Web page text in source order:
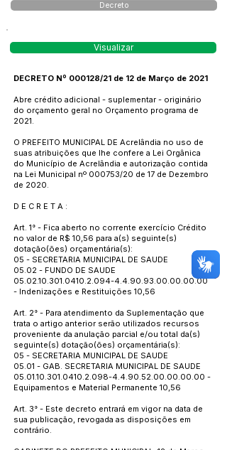
Decreto
Visualizar
DECRETO Nº 000128/21 de 12 de Março de 2021
Abre crédito adicional - suplementar - originário
do orçamento geral no Orçamento programa de
2021.
O PREFEITO MUNICIPAL DE Acrelândia no uso de
suas atribuições que lhe confere a Lei Orgânica
do Município de Acrelândia e autorização contida
na Lei Municipal nº 000753/20 de 17 de Dezembro
de 2020.
D E C R E T A :
Art. 1° - Fica aberto no corrente exercício Crédito
no valor de R$ 10,56 para a(s) seguinte(s)
dotação(ões) orçamentária(s):
05 - SECRETARIA MUNICIPAL DE SAUDE
05.02 - FUNDO DE SAUDE
05.02.10.301.0410.2.094-4.4.90.93.00.00.00.00
- Indenizações e Restituições 10,56
Art. 2° - Para atendimento da Suplementação que
trata o artigo anterior serão utilizados recursos
proveniente da anulação parcial e/ou total da(s)
seguinte(s) dotação(ões) orçamentária(s):
05 - SECRETARIA MUNICIPAL DE SAUDE
05.01 - GAB. SECRETARIA MUNICIPAL DE SAUDE
05.01.10.301.0410.2.098-4.4.90.52.00.00.00.00 -
Equipamentos e Material Permanente 10,56
Art. 3° - Este decreto entrará em vigor na data de
sua publicação, revogada as disposições em
contrário.